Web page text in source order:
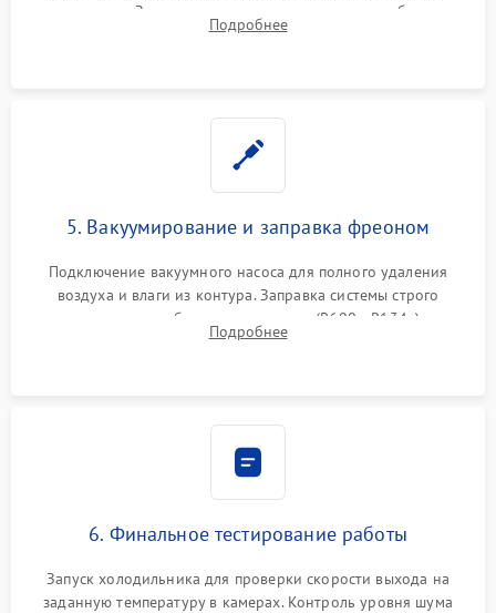
осушителя. Замена изношенных вентиляторов обдува,
сломанных заслонок или поврежденных дверных петель.
Подробнее
5. Вакуумирование и заправка фреоном
Подключение вакуумного насоса для полного удаления
воздуха и влаги из контура. Заправка системы строго
дозированным объемом хладагента (R600a, R134a) по
электронным весам. Контроль рабочего давления в системе.
Подробнее
6. Финальное тестирование работы
Запуск холодильника для проверки скорости выхода на
заданную температуру в камерах. Контроль уровня шума